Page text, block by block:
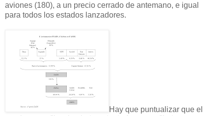
aviones (180), a un precio cerrado de antemano, e igual
para todos los estados lanzadores.
Hay que puntualizar que el